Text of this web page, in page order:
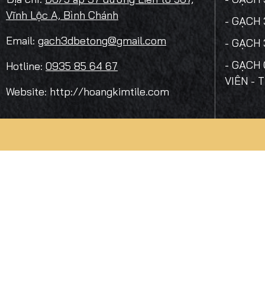
Vĩnh Lộc A, Bình Chánh
Email: gach3dbetong@gmail.com
Hotline: 0935 85 64 67
Website: http://hoangkimtile.com
- GẠCH
- GẠCH
- GẠCH
VIÊN -